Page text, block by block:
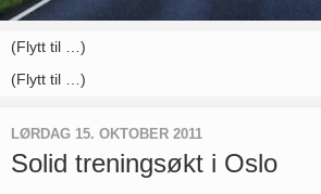
LØRDAG 15. OKTOBER 2011
Solid treningsøkt i Oslo